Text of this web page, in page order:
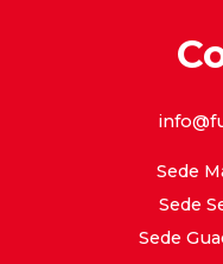
Sede
Sede
Sede